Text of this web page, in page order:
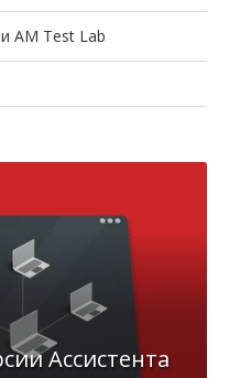
AM Test Lab
Ассистента